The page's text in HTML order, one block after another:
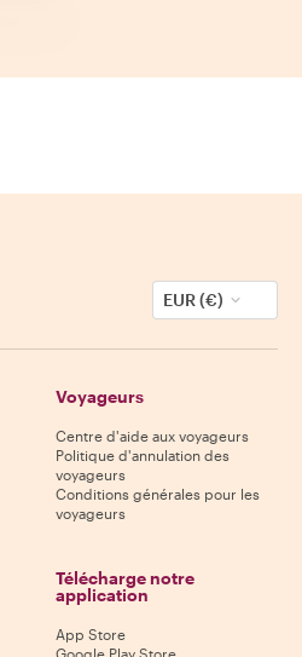
EUR (€)
Voyageurs
Centre d'aide aux voyageurs
Politique d'annulation des
voyageurs
Conditions générales pour les
voyageurs
Télécharge notre
application
App Store
Google Play Store